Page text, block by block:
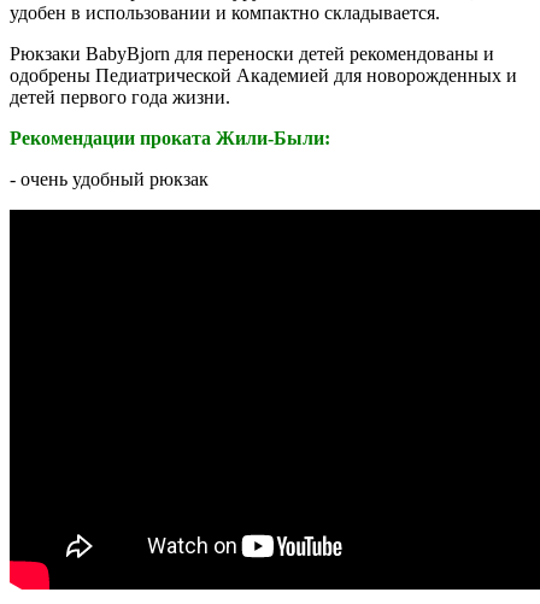
удобен в использовании и компактно складывается.
Рюкзаки BabyBjorn для переноски детей рекомендованы и
одобрены Педиатрической Академией для новорожденных и
детей первого года жизни.
Рекомендации проката Жили-Были:
- очень удобный рюкзак